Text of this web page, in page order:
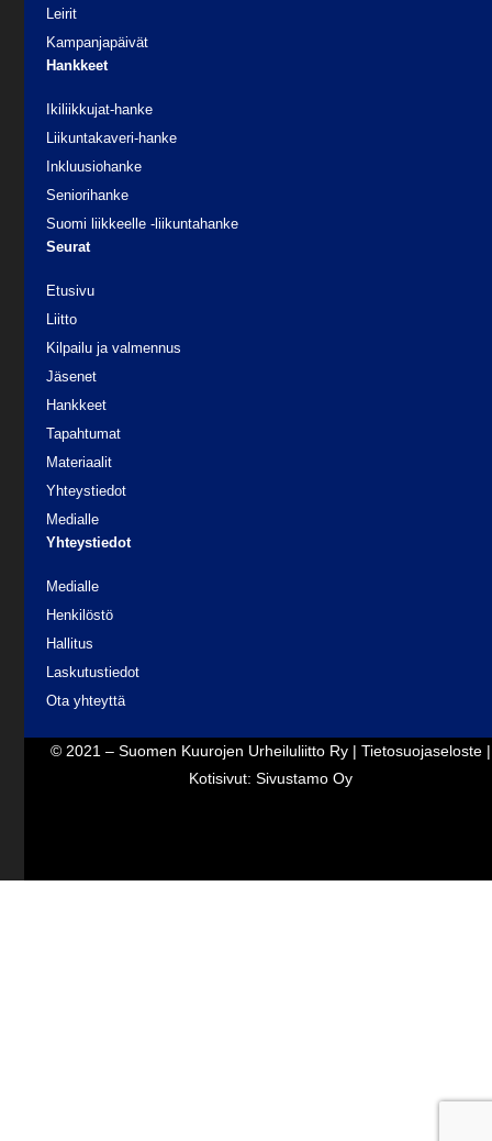
Leirit
Kampanjapäivät
Hankkeet
Ikiliikkujat-hanke
Liikuntakaveri-hanke
Inkluusiohanke
Seniorihanke
Suomi liikkeelle -liikuntahanke
Seurat
Etusivu
Liitto
Kilpailu ja valmennus
Jäsenet
Hankkeet
Tapahtumat
Materiaalit
Yhteystiedot
Medialle
Yhteystiedot
Medialle
Henkilöstö
Hallitus
Laskutustiedot
Ota yhteyttä
© 2021 – Suomen Kuurojen Urheiluliitto Ry | Tietosuojaseloste|
Kotisivut: Sivustamo Oy